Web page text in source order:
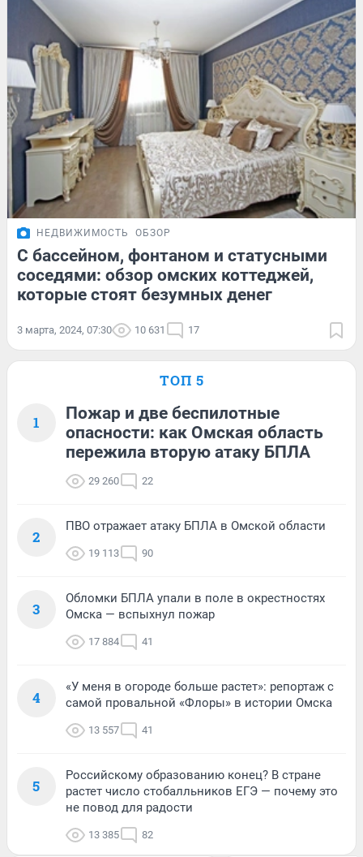
НЕДВИЖИМОСТЬ ОБЗОР
С бассейном, фонтаном и статусными
соседями: обзор омских коттеджей,
которые стоят безумных денег
3 марта, 2024, 07:30 10 631 17
ТОП 5
1
Пожар и две беспилотные
опасности: как Омская область
пережила вторую атаку БПЛА
29 260 22
2
ПВО отражает атаку БПЛА в Омской области
19 113 90
3
Обломки БПЛА упали в поле в окрестностях
Омска — вспыхнул пожар
17 884 41
4
«У меня в огороде больше растет»: репортаж с
самой провальной «Флоры» в истории Омска
13 557 41
5
Российскому образованию конец? В стране
растет число стобалльников ЕГЭ — почему это
не повод для радости
13 385 82